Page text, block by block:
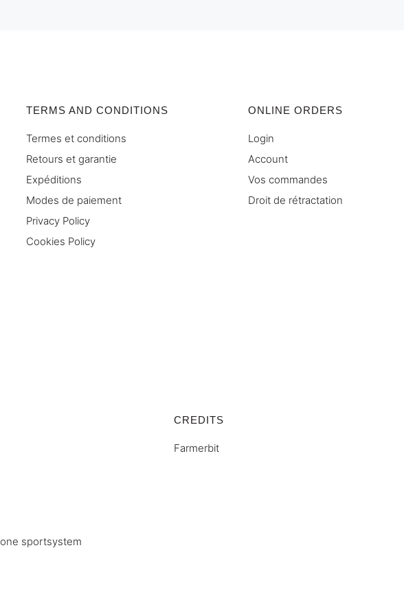
TERMS AND CONDITIONS
Termes et conditions
Retours et garantie
Expéditions
Modes de paiement
Privacy Policy
Cookies Policy
ONLINE ORDERS
Login
Account
Vos commandes
Droit de rétractation
CREDITS
Farmerbit